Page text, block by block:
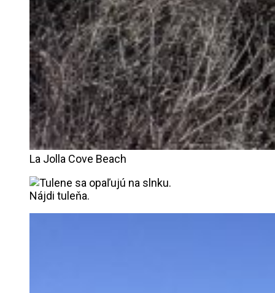
La Jolla Cove Beach
Nájdi tuleňa.